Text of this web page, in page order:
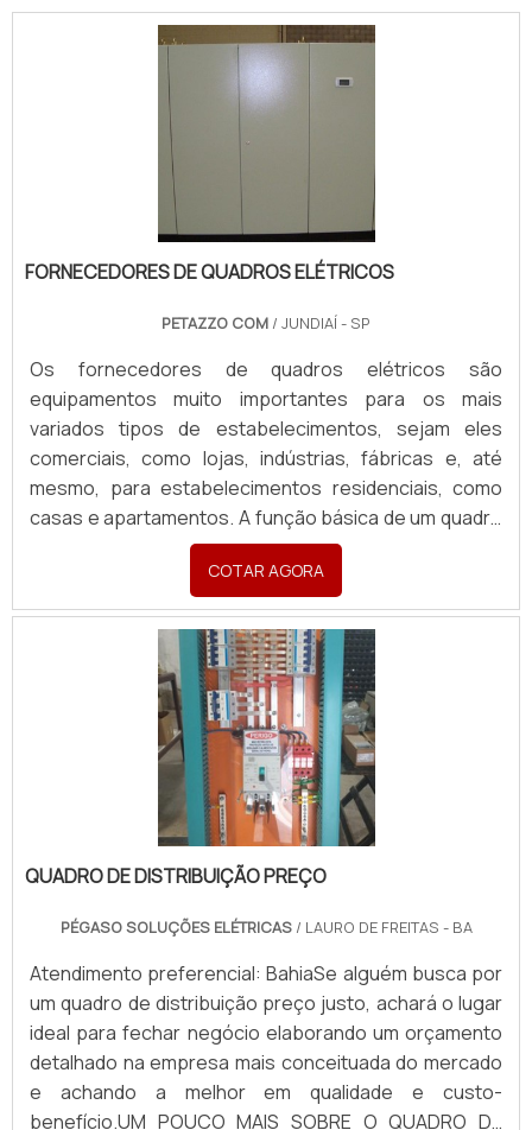
FORNECEDORES DE QUADROS ELÉTRICOS
PETAZZO COM / JUNDIAÍ - SP
Os fornecedores de quadros elétricos são
equipamentos muito importantes para os mais
variados tipos de estabelecimentos, sejam eles
comerciais, como lojas, indústrias, fábricas e, até
mesmo, para estabelecimentos residenciais, como
casas e apartamentos. A função básica de um quadro
elétrico dividir as cargas elétricas, ou seja, decidir
quanto cada fio pode suportar, como aparelhos
elétricos, tomadas de cozinha, micro-ondas,
geladeiras, entre outros. Vale ressaltar que os
quadros elétricos são en.
COTAR AGORA
QUADRO DE DISTRIBUIÇÃO PREÇO
PÉGASO SOLUÇÕES ELÉTRICAS/ LAURO DE FREITAS - BA
Atendimento preferencial: BahiaSe alguém busca por
um quadro de distribuição preço justo, achará o lugar
ideal para fechar negócio elaborando um orçamento
detalhado na empresa mais conceituada do mercado
e achando a melhor em qualidade e custo-
benefício.UM POUCO MAIS SOBRE O QUADRO DE